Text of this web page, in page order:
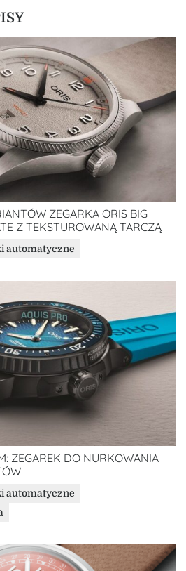
ZEGARKA ORIS BIG
Z TEKSTUROWANĄ TARCZĄ
automatyczne
ZEGAREK DO NURKOWANIA
automatyczne